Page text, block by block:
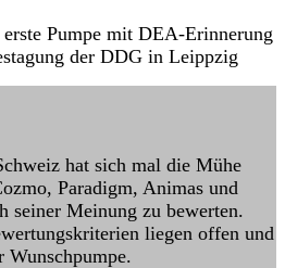
Pumpe mit DEA-Erinnerung
der DDG in Leippzig
hat sich mal die Mühe
Paradigm, Animas und
seiner Meinung zu bewerten.
liegen offen und
Wunschpumpe.